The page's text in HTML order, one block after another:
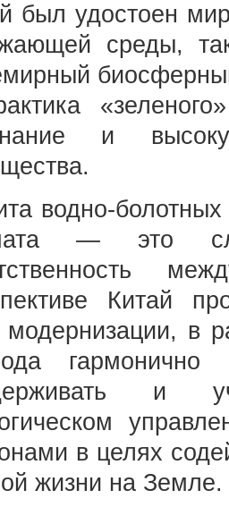
был удостоен
среды,
и
водно-
— это
Китай
модернизации, в
гармонично
и
в целях
жизни на Земле.